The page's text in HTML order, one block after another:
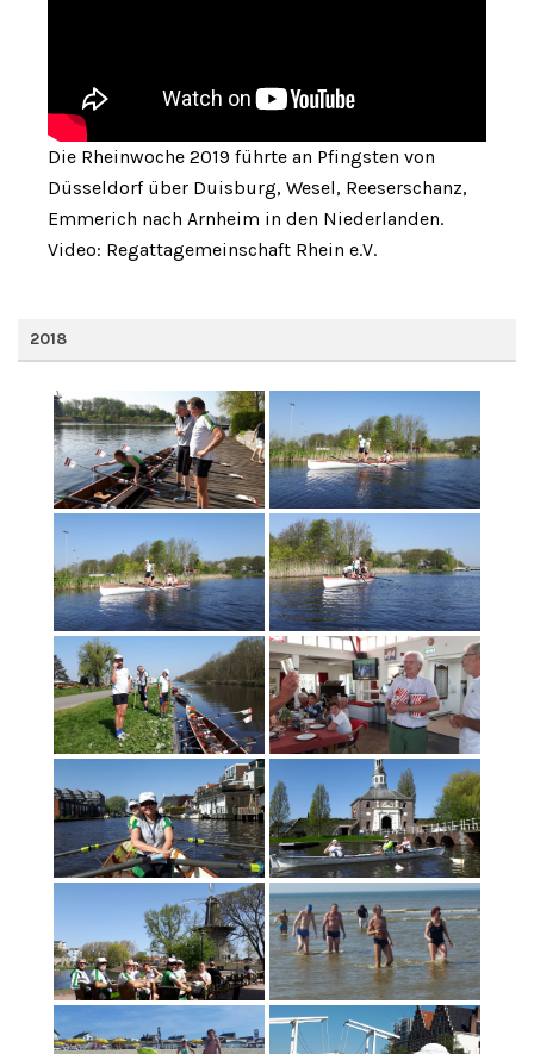
Die Rheinwoche 2019 führte an Pfingsten von
Düsseldorf über Duisburg, Wesel, Reeserschanz,
Emmerich nach Arnheim in den Niederlanden.
Video: Regattagemeinschaft Rhein e.V.
2018